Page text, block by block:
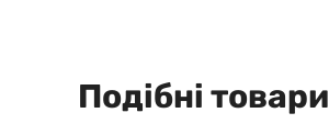
Подібні товари